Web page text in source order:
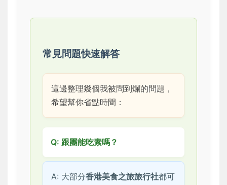
常見問題快速解答
這邊整理幾個我被問到爛的問題，
希望幫你省點時間：
Q: 跟團能吃素嗎？
A: 大部分香港美食之旅旅行社都可